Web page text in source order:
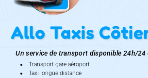
Allo Taxis
Un service de transport disponible 24h/24
Transport gare aéroport
Taxi longue distance